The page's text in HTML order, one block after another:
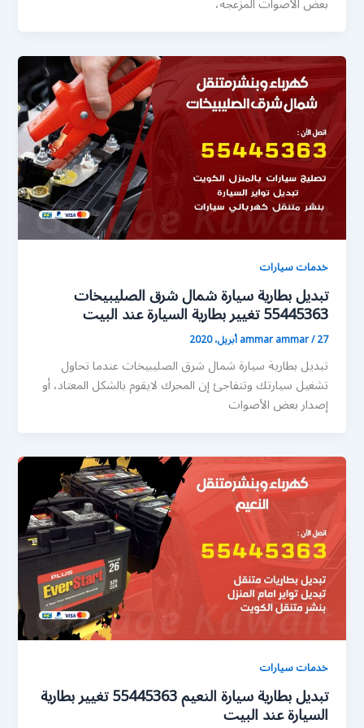
خدمات سيارات
تبديل بطارية سيارة شمال شرق الصليبيخات
55445363 تغيير بطارية السيارة عند البيت
ammar ammar/27 أبريل، 2020
تبديل بطارية سيارة شمال شرق الصليبيخات عندما تحاول
تشغيل سيارتك وتتفاجئ إن المحرك لايقوم بالشكل المعتاد، أو
إصدار بعض الأصوات
خدمات سيارات
تبديل بطارية سيارة النعيم 55445363 تغيير بطارية
السيارة عند البيت